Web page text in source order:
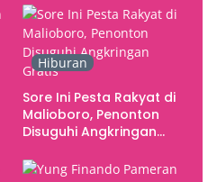
Yogyakarta sebagai
Pusat Pergerakan Seni
Rupa Indonesia
Hiburan
Sore Ini Pesta Rakyat di
Malioboro, Penonton
Disuguhi Angkringan